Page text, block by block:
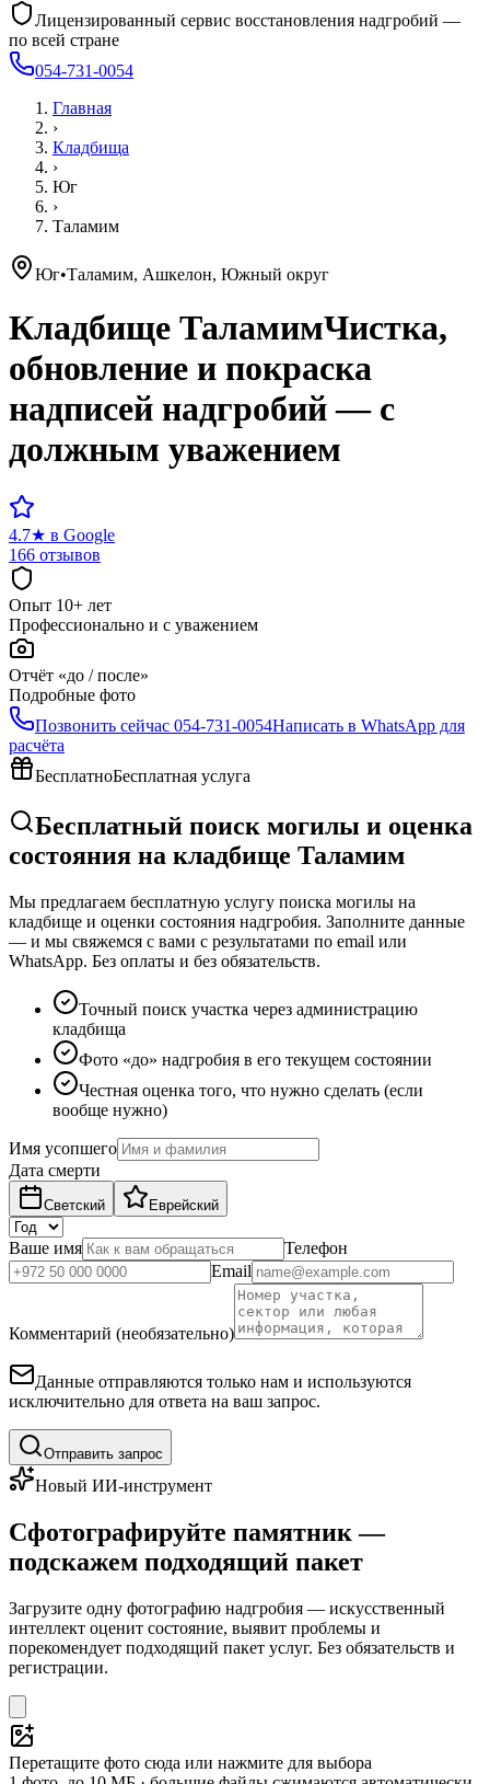
Лицензированный сервис восстановления надгробий —
по всей стране
054-731-0054
Главная
›
Кладбища
›
Юг
›
Таламим
Юг•Таламим, Ашкелон, Южный округ
Кладбище ТаламимЧистка,
обновление и покраска
надписей надгробий — с
должным уважением
4.7★ в Google
166 отзывов
Опыт 10+ лет
Профессионально и с уважением
Отчёт «до / после»
Подробные фото
Позвонить сейчас 054-731-0054Написать в WhatsApp для
расчёта
БесплатноБесплатная услуга
Бесплатный поиск могилы и оценка
состояния на кладбище Таламим
Мы предлагаем бесплатную услугу поиска могилы на
кладбище и оценки состояния надгробия. Заполните данные
— и мы свяжемся с вами с результатами по email или
WhatsApp. Без оплаты и без обязательств.
Точный поиск участка через администрацию
кладбища
Фото «до» надгробия в его текущем состоянии
Честная оценка того, что нужно сделать (если
вообще нужно)
Имя усопшего
Дата смерти
Светский Еврейский
Ваше имя
Телефон
Email
Комментарий (необязательно)
Данные отправляются только нам и используются
исключительно для ответа на ваш запрос.
Отправить запрос
Новый ИИ-инструмент
Сфотографируйте памятник —
подскажем подходящий пакет
Загрузите одну фотографию надгробия — искусственный
интеллект оценит состояние, выявит проблемы и
порекомендует подходящий пакет услуг. Без обязательств и
регистрации.
Перетащите фото сюда или нажмите для выбора